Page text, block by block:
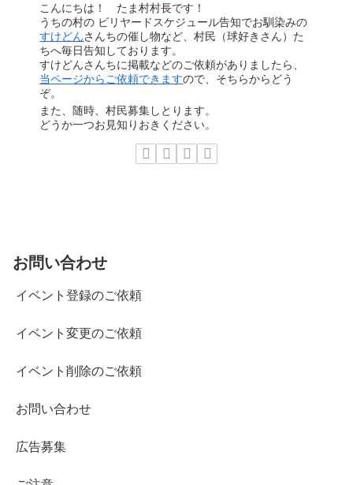
こんにちは！ たま村村長です！
うちの村の ビリヤードスケジュール告知でお馴染みの
すけどんさんちの催し物など、村民（球好きさん）た
ちへ毎日告知しております。
すけどんさんちに掲載などのご依頼がありましたら、
当ページからご依頼できますので、そちらからどう
ぞ。
また、随時、村民募集しとります。
どうか一つお見知りおきください。
お問い合わせ
イベント登録のご依頼
イベント変更のご依頼
イベント削除のご依頼
お問い合わせ
広告募集